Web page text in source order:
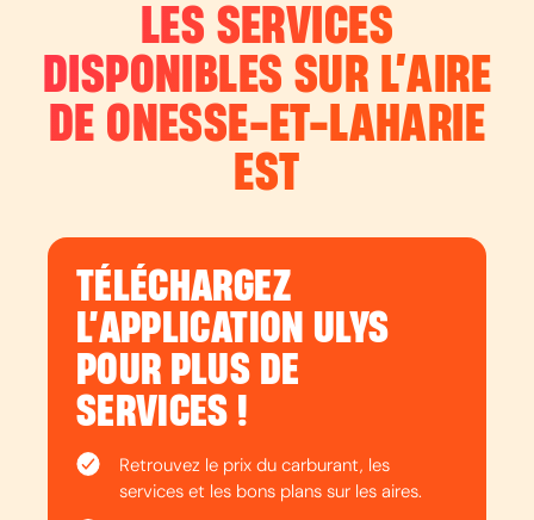
LES SERVICES
DISPONIBLES SUR L’AIRE
DE ONESSE-ET-LAHARIE
EST
TÉLÉCHARGEZ
L’APPLICATION ULYS
POUR PLUS DE
SERVICES !
Retrouvez le prix du carburant, les
services et les bons plans sur les aires.